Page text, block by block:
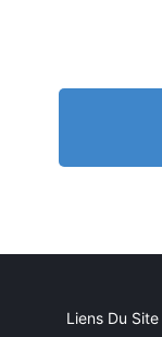
Liens Du Site